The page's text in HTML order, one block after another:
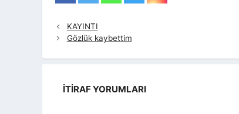
KAYINTI
Gözlük kaybettim
İTIRAF YORUMLARI